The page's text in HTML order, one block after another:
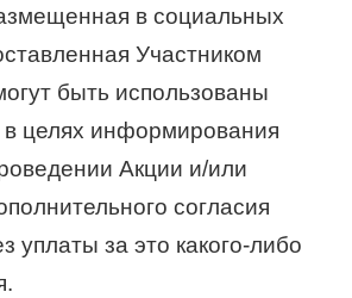
в социальных
Участником
быть использованы
целях информирования
Акции и/или
согласия
уплаты за это какого-либо